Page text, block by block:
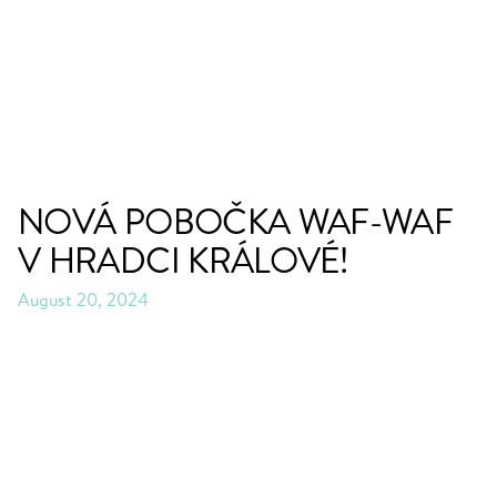
NOVÁ POBOČKA WAF-WAF
V HRADCI KRÁLOVÉ!
August 20, 2024